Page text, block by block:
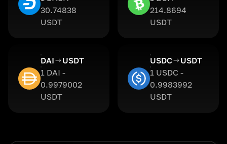
30.74838
USDT
214.8694
USDT
DAI
USDT
1 DAI -
0.9979002
USDT
USDC
USDT
1 USDC -
0.9983992
USDT